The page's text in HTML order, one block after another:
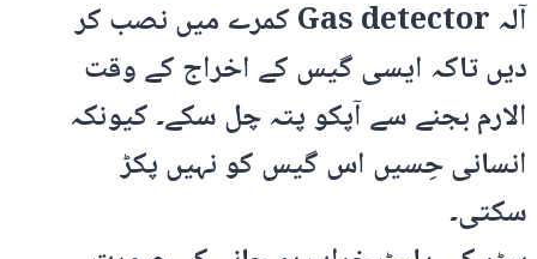
آلہ Gas detector کمرے میں نصب کر
دیں تاکہ ایسی گیس کے اخراج کے وقت
الارم بجنے سے آپکو پتہ چل سکے۔ کیونکہ
انسانی حِسیں اس گیس کو نہیں پکڑ
سکتی۔